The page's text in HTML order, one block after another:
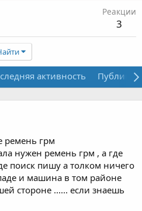
Реакции
3
активность
ремень грм
нужен ремень грм , а где
поиск пишу а толком ничего
и машина в том районе
стороне ...... если знаешь